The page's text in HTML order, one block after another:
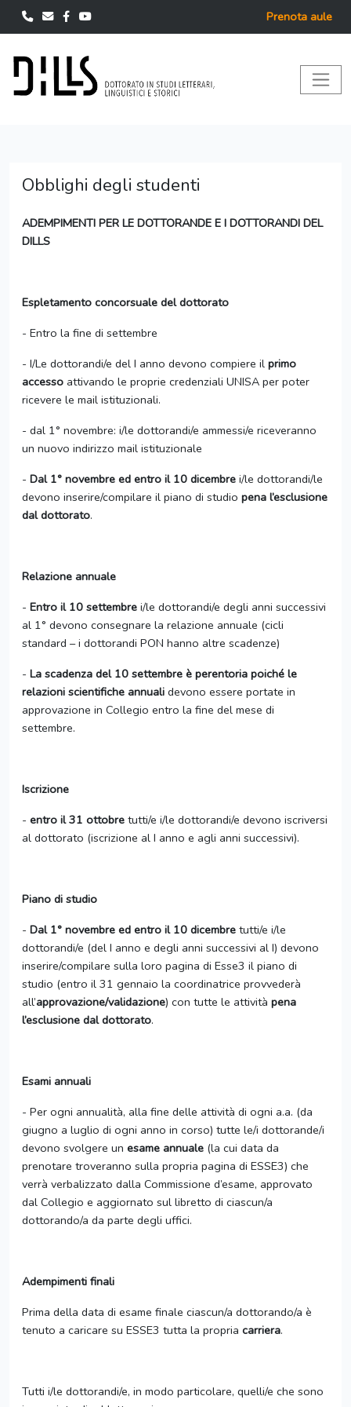
Prenota aule
Obblighi degli studenti
ADEMPIMENTI PER LE DOTTORANDE E I DOTTORANDI DEL
DILLS
Espletamento concorsuale del dottorato
- Entro la fine di settembre
- I/Le dottorandi/e del I anno devono compiere il primo
accesso attivando le proprie credenziali UNISA per poter
ricevere le mail istituzionali.
- dal 1° novembre: i/le dottorandi/e ammessi/e riceveranno
un nuovo indirizzo mail istituzionale
- Dal 1° novembre ed entro il 10 dicembre i/le dottorandi/le
devono inserire/compilare il piano di studio pena l’esclusione
dal dottorato.
Relazione annuale
- Entro il 10 settembre i/le dottorandi/e degli anni successivi
al 1° devono consegnare la relazione annuale (cicli
standard – i dottorandi PON hanno altre scadenze)
- La scadenza del 10 settembre è perentoria poiché le
relazioni scientifiche annuali devono essere portate in
approvazione in Collegio entro la fine del mese di
settembre.
Iscrizione
- entro il 31 ottobre tutti/e i/le dottorandi/e devono iscriversi
al dottorato (iscrizione al I anno e agli anni successivi).
Piano di studio
- Dal 1° novembre ed entro il 10 dicembre tutti/e i/le
dottorandi/e (del I anno e degli anni successivi al I) devono
inserire/compilare sulla loro pagina di Esse3 il piano di
studio (entro il 31 gennaio la coordinatrice provvederà
all’approvazione/validazione) con tutte le attività pena
l’esclusione dal dottorato.
Esami annuali
- Per ogni annualità, alla fine delle attività di ogni a.a. (da
giugno a luglio di ogni anno in corso) tutte le/i dottorande/i
devono svolgere un esame annuale (la cui data da
prenotare troveranno sulla propria pagina di ESSE3) che
verrà verbalizzato dalla Commissione d’esame, approvato
dal Collegio e aggiornato sul libretto di ciascun/a
dottorando/a da parte degli uffici.
Adempimenti finali
Prima della data di esame finale ciascun/a dottorando/a è
tenuto a caricare su ESSE3 tutta la propria carriera.
Tutti i/le dottorandi/e, in modo particolare, quelli/e che sono